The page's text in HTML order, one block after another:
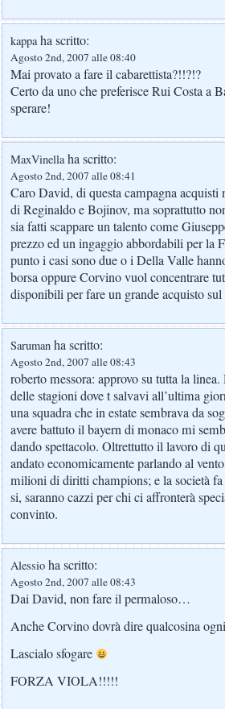
kappaha scritto:
Agosto 2nd, 2007 alle 08:40
Mai provato a fare il cabarettista?!!?!?
Certo da uno che preferisce Rui Costa a
sperare!
MaxVinellaha scritto:
Agosto 2nd, 2007 alle 08:41
Caro David, di questa campagna acquisti
di Reginaldo e Bojinov, ma soprattutto
sia fatti scappare un talento come
prezzo ed un ingaggio abbordabili per la
punto i casi sono due o i Della Valle
borsa oppure Corvino vuol concentrare
disponibili per fare un grande acquisto
Saruman ha scritto:
Agosto 2nd, 2007 alle 08:43
roberto messora: approvo su tutta la
delle stagioni dove t salvavi all’ultima
una squadra che in estate sembrava da
avere battuto il bayern di monaco mi
dando spettacolo. Oltrettutto il lavoro di
andato economicamente parlando al
milioni di diritti champions; e la società
si, saranno cazzi per chi ci affronterà
convinto.
Alessio ha scritto:
Agosto 2nd, 2007 alle 08:43
Dai David, non fare il permaloso…
Anche Corvino dovrà dire qualcosina
Lascialo sfogare
FORZA VIOLA!!!!!